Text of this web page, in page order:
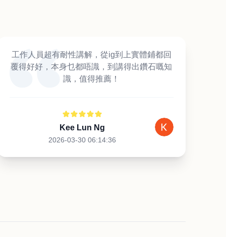
工作人員超有耐性講解，從ig到上實體鋪都回
覆得好好，本身乜都唔識，到講得出鑽石嘅知
識，值得推薦！
Kee Lun Ng
2026-03-30 06:14:36